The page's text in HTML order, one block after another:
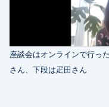
座談会はオンラインで行っ
さん、下段は疋田さん